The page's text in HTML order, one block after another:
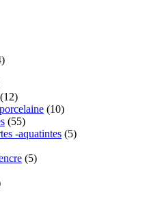
(12)
(10)
(55)
-aquatintes (5)
(5)